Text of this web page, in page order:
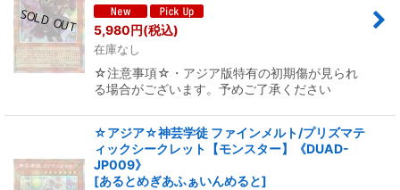
5,980円(税込)
在庫なし
☆注意事項☆・アジア版特有の初期傷が見られ
る場合がございます。予めご了承ください
☆アジア☆神芸学徒 ファインメルト/プリズマテ
ィックシークレット【モンスター】《DUAD-
JP009》
[あるとめぎあふぁいんめると]